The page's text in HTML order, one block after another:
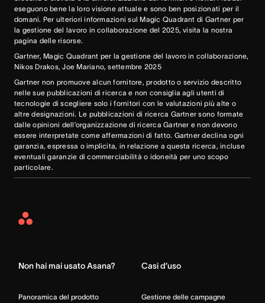
eseguono bene la loro visione attuale e sono ben posizionati per il
domani. Per ulteriori informazioni sul Magic Quadrant di Gartner per
la gestione del lavoro in collaborazione del 2025, visita la nostra
pagina delle risorse.
Gartner, Magic Quadrant per la gestione del lavoro in collaborazione,
Nikos Drakos, Joe Mariano, settembre 2025
Gartner non promuove alcun fornitore, prodotto o servizio descritto
nelle sue pubblicazioni di ricerca e non consiglia agli utenti di
tecnologie di scegliere solo i fornitori con le valutazioni più alte o
altre designazioni. Le pubblicazioni di ricerca Gartner sono formate
dalle opinioni dell’organizzazione di ricerca Gartner e non devono
essere interpretate come affermazioni di fatto. Gartner declina ogni
garanzia, espressa o implicita, in relazione a questa ricerca, incluse
eventuali garanzie di commerciabilità o idoneità per uno scopo
particolare.
Asana
Non hai mai usato Asana?
Panoramica del prodotto
Casi d’uso
Gestione delle campagne